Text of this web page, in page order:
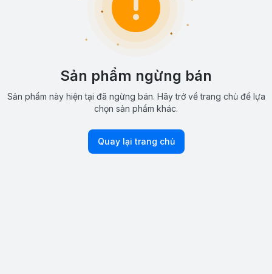
Sản phẩm ngừng bán
Sản phẩm này hiện tại đã ngừng bán. Hãy trở về trang chủ để lựa
chọn sản phẩm khác.
Quay lại trang chủ